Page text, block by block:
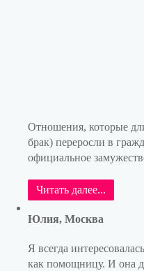
Отношения, которые
брак) переросли в
официальное
Читать далее...
Юлия, Москва
Я всегда
как помощницу. И она